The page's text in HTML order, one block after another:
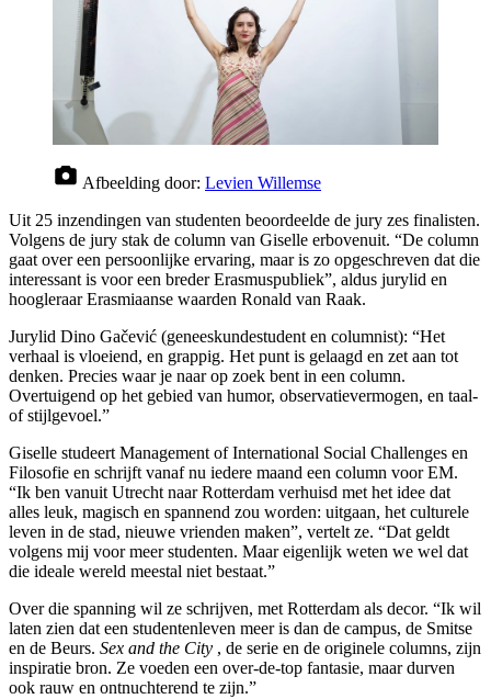
Afbeelding door: Levien Willemse
Uit 25 inzendingen van studenten beoordeelde de jury zes finalisten.
Volgens de jury stak de column van Giselle erbovenuit. “De column
gaat over een persoonlijke ervaring, maar is zo opgeschreven dat die
interessant is voor een breder Erasmuspubliek”, aldus jurylid en
hoogleraar Erasmiaanse waarden Ronald van Raak.
Jurylid Dino Gačević (geneeskundestudent en columnist): “Het
verhaal is vloeiend, en grappig. Het punt is gelaagd en zet aan tot
denken. Precies waar je naar op zoek bent in een column.
Overtuigend op het gebied van humor, observatievermogen, en taal-
of stijlgevoel.”
Giselle studeert Management of International Social Challenges en
Filosofie en schrijft vanaf nu iedere maand een column voor EM.
“Ik ben vanuit Utrecht naar Rotterdam verhuisd met het idee dat
alles leuk, magisch en spannend zou worden: uitgaan, het culturele
leven in de stad, nieuwe vrienden maken”, vertelt ze. “Dat geldt
volgens mij voor meer studenten. Maar eigenlijk weten we wel dat
die ideale wereld meestal niet bestaat.”
Over die spanning wil ze schrijven, met Rotterdam als decor. “Ik wil
laten zien dat een studentenleven meer is dan de campus, de Smitse
en de Beurs. Sex and the City , de serie en de originele columns, zijn
inspiratie bron. Ze voeden een over-de-top fantasie, maar durven
ook rauw en ontnuchterend te zijn.”